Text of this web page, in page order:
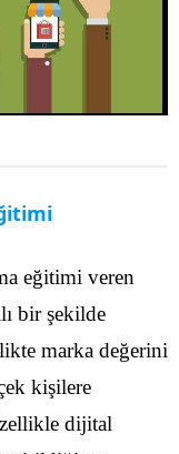
eğitimi veren
bir şekilde
marka değerini
kişilere
dijital